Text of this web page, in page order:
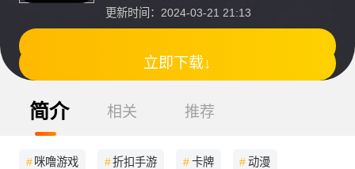
更新时间：2024-03-21 21:13
立即下载↓
简介 相关 推荐
#咪噜游戏 #折扣手游 #卡牌 #动漫